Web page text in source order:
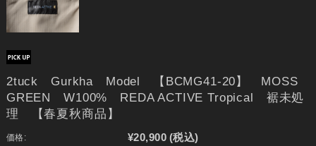
2tuck Gurkha Model 【BCMG41-20】 MOSS
GREEN W100% REDA ACTIVE Tropical 裾未処
理 【春夏秋商品】
価格: ¥20,900 (税込)